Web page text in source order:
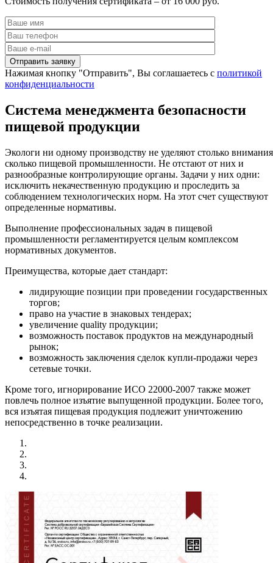
Нажимая кнопку "Отправить", Вы соглашаетесь с политикой
конфиденциальности
Система менеджмента безопасности
пищевой продукции
Экологи ни одному производству не уделяют столько
сколько пищевой промышленности. Не отстают от них и
разнообразные контролирующие органы. Задачи у них одни:
исключить некачественную продукцию и проследить за
соблюдением технологических норм. На этот счет существуют
определенные нормативы.
Выполнение профессиональных задач в пищевой
промышленности регламентируется целым комплексом
нормативных документов.
Преимущества, которые дает стандарт:
лидирующие позиции при проведении государственных
торгов;
право на участие в знаковых тендерах;
увеличение quality продукции;
возможность поставок продуктов на международный
рынок;
возможность заключения сделок купли-продажи через
сетевые точки.
Кроме того, игнорирование ИСО 22000-2007 также может
повлечь полное изъятие выпущенной продукции. Более того,
вся изъятая пищевая продукция подлежит уничтожению
непосредственно в точке реализации.